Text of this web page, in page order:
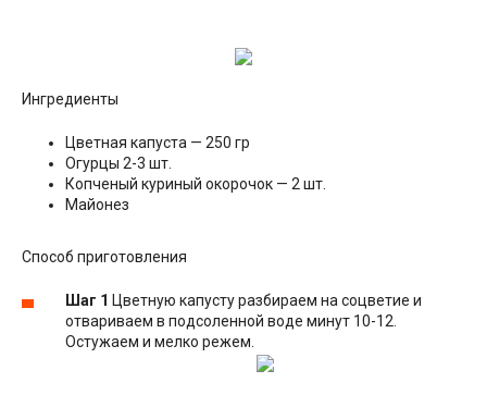
Ингредиенты
Цветная капуста — 250 гр
Огурцы 2-3 шт.
Копченый куриный окорочок — 2 шт.
Майонез
Способ приготовления
Шаг 1 Цветную капусту разбираем на соцветие и
отвариваем в подсоленной воде минут 10-12.
Остужаем и мелко режем.